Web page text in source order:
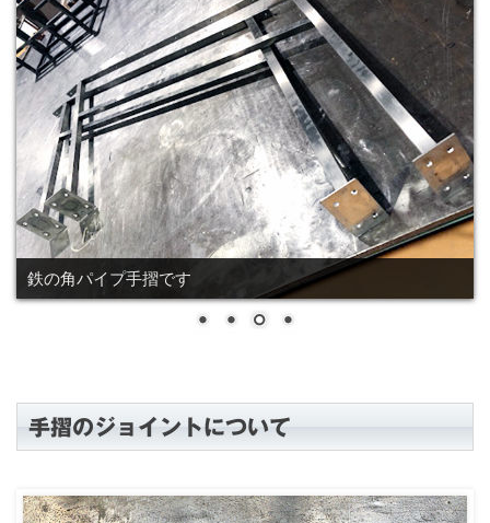
鉄の階段手摺、全てフラットバーを使用
手摺のジョイントについて